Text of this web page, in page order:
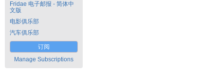
Fridae 电子邮报 - 简体中
文版
电影俱乐部
汽车俱乐部
订阅
Manage Subscriptions